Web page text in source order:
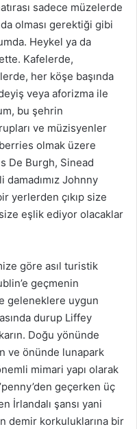
sadece müzelerde
olması gerektiği gibi
Heykel ya da
Kafelerde,
her köşe başında
veya aforizma ile
bu şehrin
ve müzisyenler
olmak üzere
De Burgh, Sinead
Johnny
yerlerden çıkıp size
eşlik ediyor olacaklar
göre asıl turistik
geçmenin
geleneklere uygun
durup Liffey
Doğu yönünde
ve önünde lunapark
mimari yapı olarak
geçerken üç
İrlandalı şansı yani
demir korkuluklarına bir